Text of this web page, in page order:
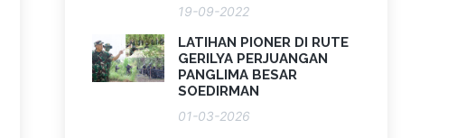
19-09-2022
LATIHAN PIONER DI RUTE
GERILYA PERJUANGAN
PANGLIMA BESAR
SOEDIRMAN
01-03-2026